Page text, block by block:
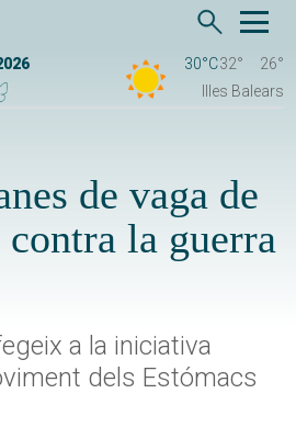
30°C32°
26°
Illes Balears
de vaga de
la guerra
a la iniciativa
dels Estómacs